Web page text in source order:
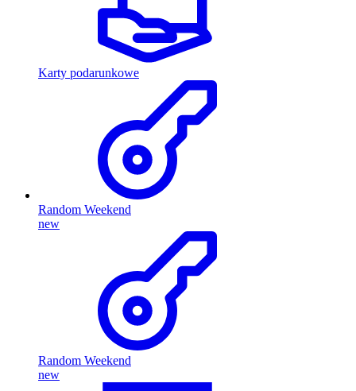
Karty podarunkowe
Random Weekend
new
Random Weekend
new